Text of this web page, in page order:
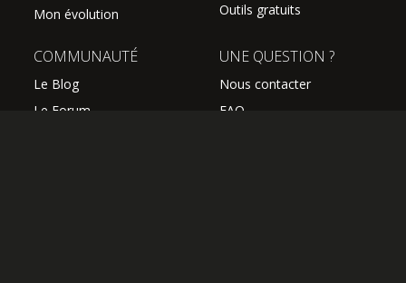
Mon évolution
Outils gratuits
COMMUNAUTÉ
Le Blog
Le Forum
UNE QUESTION ?
Nous contacter
FAQ